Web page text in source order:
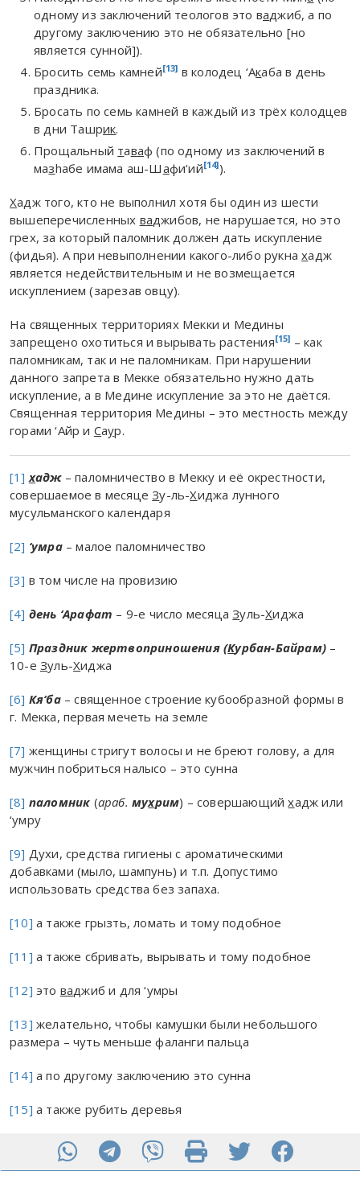
одному из заключений теологов это ваджиб, а по
другому заключению это не обязательно [но
является сунной]).
Бросить семь камней[13] в колодец ‘Акаба в день
праздника.
Бросать по семь камней в каждый из трёх колодцев
в дни Ташрик.
Прощальный таваф (по одному из заключений в
мазhабе имама аш-Шафи‘ий[14]).
Хадж того, кто не выполнил хотя бы один из шести
вышеперечисленных ваджибов, не нарушается, но это
грех, за который паломник должен дать искупление
(фидья). А при невыполнении какого-либо рукнахадж
является недействительным и не возмещается
искуплением (зарезав овцу).
На священных территориях Мекки и Медины
запрещено охотиться и вырывать растения[15] – как
паломникам, так и не паломникам. При нарушении
данного запрета в Мекке обязательно нужно дать
искупление, а в Медине искупление за это не даётся.
Священная территория Медины – это местность между
горами ‘Айр и Саур.
[1] хадж– паломничество в Мекку и её окрестности,
совершаемое в месяцеЗу-ль-Хиджа лунного
мусульманского календаря
[2] ‘умра– малое паломничество
[3] в том числе на провизию
[4] день ‘Арафат – 9-е число месяцаЗуль-Хиджа
[5] Праздник жертвоприношения (Курбан-Байрам) –
10-е Зуль-Хиджа
[6] Кя‘ба– священное строение кубообразной формы в
г. Мекка, первая мечеть на земле
[7] женщины стригут волосы и не бреют голову, а для
мужчин побриться налысо – это сунна
[8] паломник (араб. мухрим) – совершающийхадж или
‘умру
[9] Духи, средства гигиены с ароматическими
добавками (мыло, шампунь) и т.п. Допустимо
использовать средства без запаха.
[10] а также грызть, ломать и тому подобное
[11] а также сбривать, вырывать и тому подобное
[12] это ваджиб и для ‘умры
[13] желательно, чтобы камушки были небольшого
размера – чуть меньше фаланги пальца
[14] а по другому заключению это сунна
[15] а также рубить деревья